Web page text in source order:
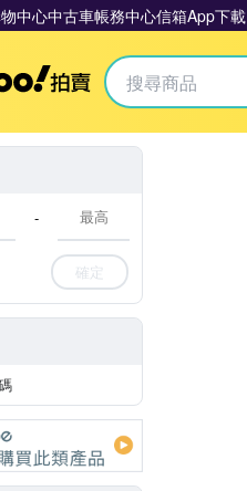
中心中古車帳務中心信箱App下載
Yahoo拍賣
-
確定